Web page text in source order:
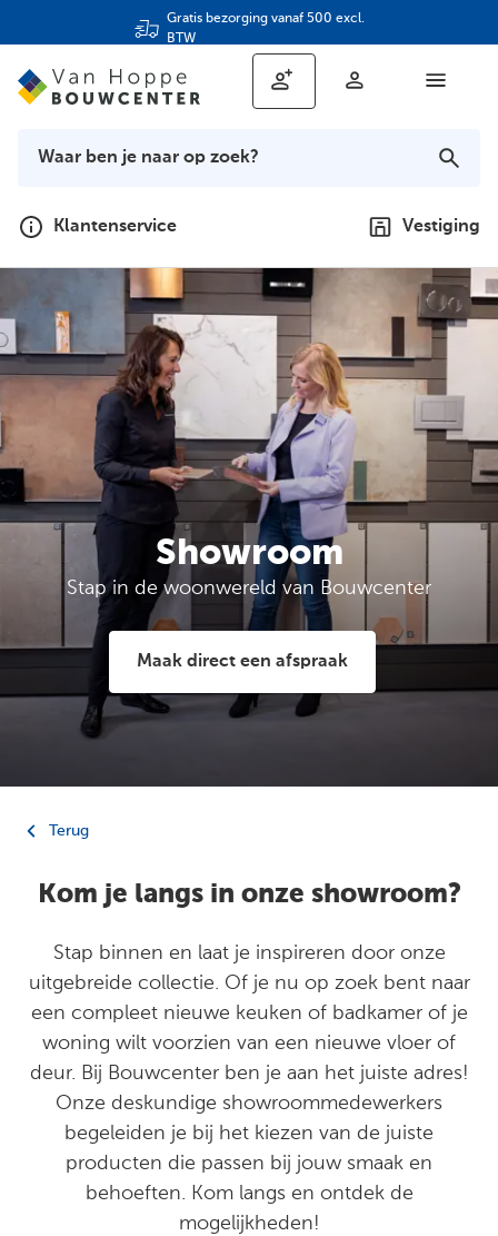
Gratis bezorging vanaf 500 excl.
BTW
Klantenservice Vestiging
Showroom
Stap in de woonwereld van Bouwcenter
Maak direct een afspraak
Terug
Kom je langs in onze showroom?
Stap binnen en laat je inspireren door onze
uitgebreide collectie. Of je nu op zoek bent naar
een compleet nieuwe keuken of badkamer of je
woning wilt voorzien van een nieuwe vloer of
deur. Bij Bouwcenter ben je aan het juiste adres!
Onze deskundige showroommedewerkers
begeleiden je bij het kiezen van de juiste
producten die passen bij jouw smaak en
behoeften. Kom langs en ontdek de
mogelijkheden!